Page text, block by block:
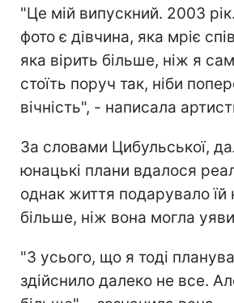
"Це мій випускний. 2003
фото є дівчина, яка мріє
яка вірить більше, ніж я
стоїть поруч так, ніби
вічність", - написала
За словами Цибульської,
юнацькі плани вдалося
однак життя подарувало їй
більше, ніж вона могла
"З усього, що я тоді
здійснило далеко не все.